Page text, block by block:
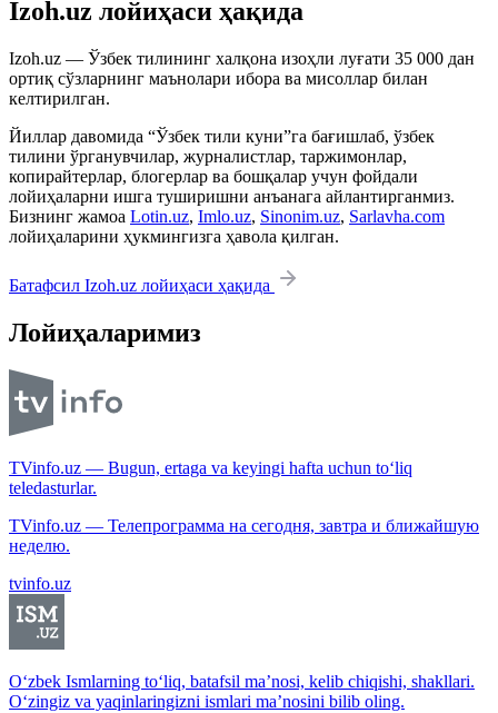
Izoh.uz лойиҳаси ҳақида
Izoh.uz — Ўзбек тилининг халқона изоҳли луғати 35 000 дан
ортиқ сўзларнинг маънолари ибора ва мисоллар билан
келтирилган.
Йиллар давомида “Ўзбек тили куни”га бағишлаб, ўзбек
тилини ўрганувчилар, журналистлар, таржимонлар,
копирайтерлар, блогерлар ва бошқалар учун фойдали
лойиҳаларни ишга туширишни анъанага айлантирганмиз.
Бизнинг жамоа Lotin.uz, Imlo.uz, Sinonim.uz, Sarlavha.com
лойиҳаларини ҳукмингизга ҳавола қилган.
Батафсил Izoh.uz лойиҳаси ҳақида
Лойиҳаларимиз
TVinfo.uz — Bugun, ertaga va keyingi hafta uchun to‘liq
teledasturlar.
TVinfo.uz — Телепрограмма на сегодня, завтра и ближайшую
неделю.
tvinfo.uz
O‘zbek Ismlarning to‘liq, batafsil ma’nosi, kelib chiqishi, shakllari.
O‘zingiz va yaqinlaringizni ismlari ma’nosini bilib oling.